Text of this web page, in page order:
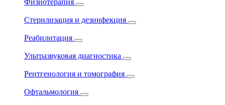
Физиотерапия
Стерилизация и дезинфекция
Реабилитация
Ультразвуковая диагностика
Рентгенология и томография
Офтальмология